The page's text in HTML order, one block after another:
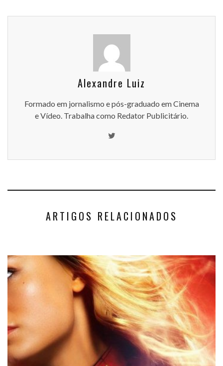
Alexandre Luiz
Formado em jornalismo e pós-graduado em Cinema
e Vídeo. Trabalha como Redator Publicitário.
ARTIGOS RELACIONADOS